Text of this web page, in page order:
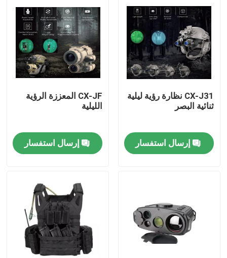
فيديوهات
حولنا
جولة في المصنع
أخبار
ملابس عسكرية تكتيكية
سترة عسكرية تكتيكية مضادة للرصاص
CX-J31 نظارة رؤية ليلية
ثنائية البصر
إرسال استفسار
CX-JF المعززة الرؤية
الليلية
إرسال استفسار